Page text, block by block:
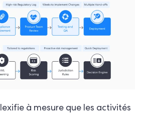
à mesure que les activités